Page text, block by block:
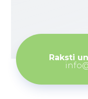
Raksti